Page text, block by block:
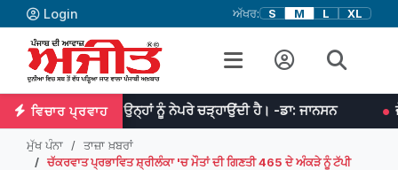
Login ਅੱਖਰ: S M L XL
ਵਿਚਾਰ ਪ੍ਰਵਾਹ
ਮਿਹਨਤ ਉਨ੍ਹਾਂ ਨੂੰ ਨੇਪਰੇ ਚੜ੍ਹਾਉਂਦੀ ਹੈ। -ਡਾ: ਜਾਨਸਨ ਜੇਕਰ ਤੁਹਾਡੇ
ਮੁੱਖ ਪੰਨਾ
ਤਾਜ਼ਾ ਖ਼ਬਰਾਂ
ਚੱਕਰਵਾਤ ਪ੍ਰਭਾਵਿਤ ਸ਼੍ਰੀਲੰਕਾ 'ਚ ਮੌਤਾਂ ਦੀ ਗਿਣਤੀ 465 ਦੇ ਅੰਕੜੇ ਨੂੰ ਟੱਪੀ